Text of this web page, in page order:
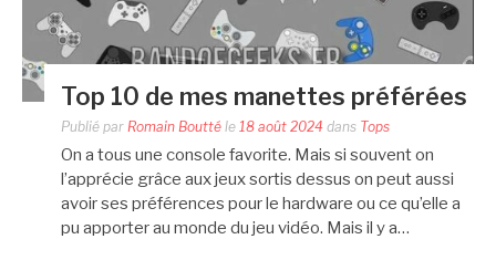
Top 10 de mes manettes préférées
Publié par Romain Boutté le 18 août 2024 dans Tops
On a tous une console favorite. Mais si souvent on
l’apprécie grâce aux jeux sortis dessus on peut aussi
avoir ses préférences pour le hardware ou ce qu’elle a
pu apporter au monde du jeu vidéo. Mais il y a…